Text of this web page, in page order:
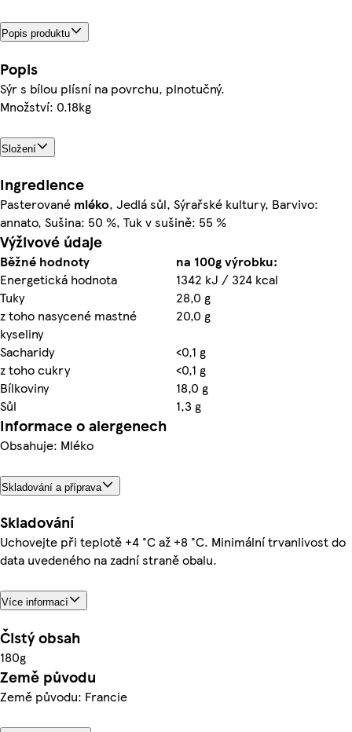
Popis produktu
Popis
Sýr s bílou plísní na povrchu, plnotučný.
Množství: 0.18kg
Složení
Ingredience
Pasterované mléko, Jedlá sůl, Sýrařské kultury, Barvivo:
annato, Sušina: 50 %, Tuk v sušině: 55 %
Výživové údaje
Běžné hodnoty
na 100g výrobku:
Energetická hodnota
1342 kJ / 324 kcal
Tuky
28,0 g
z toho nasycené mastné
kyseliny
20,0 g
Sacharidy
<0,1 g
z toho cukry
<0,1 g
Bílkoviny
18,0 g
Sůl
1,3 g
Informace o alergenech
Obsahuje: Mléko
Skladování a příprava
Skladování
Uchovejte při teplotě +4 °C až +8 °C. Minimální trvanlivost do
data uvedeného na zadní straně obalu.
Více informací
Čistý obsah
180g
Země původu
Země původu: Francie